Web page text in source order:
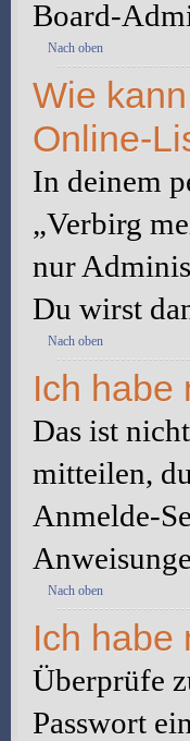
Board-
Nach oben
Wie
Online-
In deinem
„Verbirg
nur
Du wirst
Nach oben
Ich habe
Das ist
mitteilen,
Anmelde-
Nach oben
Ich habe
Überprüfe
Passwort